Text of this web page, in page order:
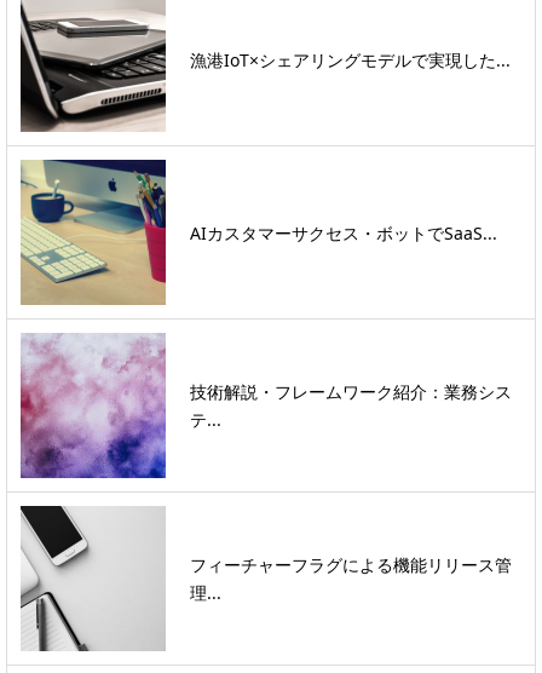
漁港IoT×シェアリングモデルで実現した...
AIカスタマーサクセス・ボットでSaaS...
技術解説・フレームワーク紹介：業務シス
テ...
フィーチャーフラグによる機能リリース管
理...